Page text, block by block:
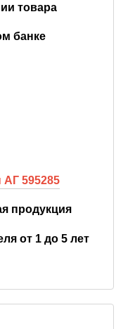
товара
банке
595285
продукция
от 1 до 5 лет